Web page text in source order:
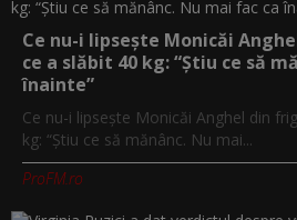
Ce nu-i lipsește Monicăi
ce a slăbit 40 kg: “Știu ce să
înainte”
Ce nu-i lipsește Monicăi Anghel din
kg: “Știu ce să mănânc. Nu mai...
ProFM.ro